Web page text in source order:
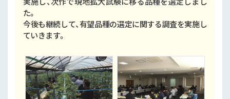
た。
今後も継続して、有望品種の選定に関する調査を実施し
ていきます。